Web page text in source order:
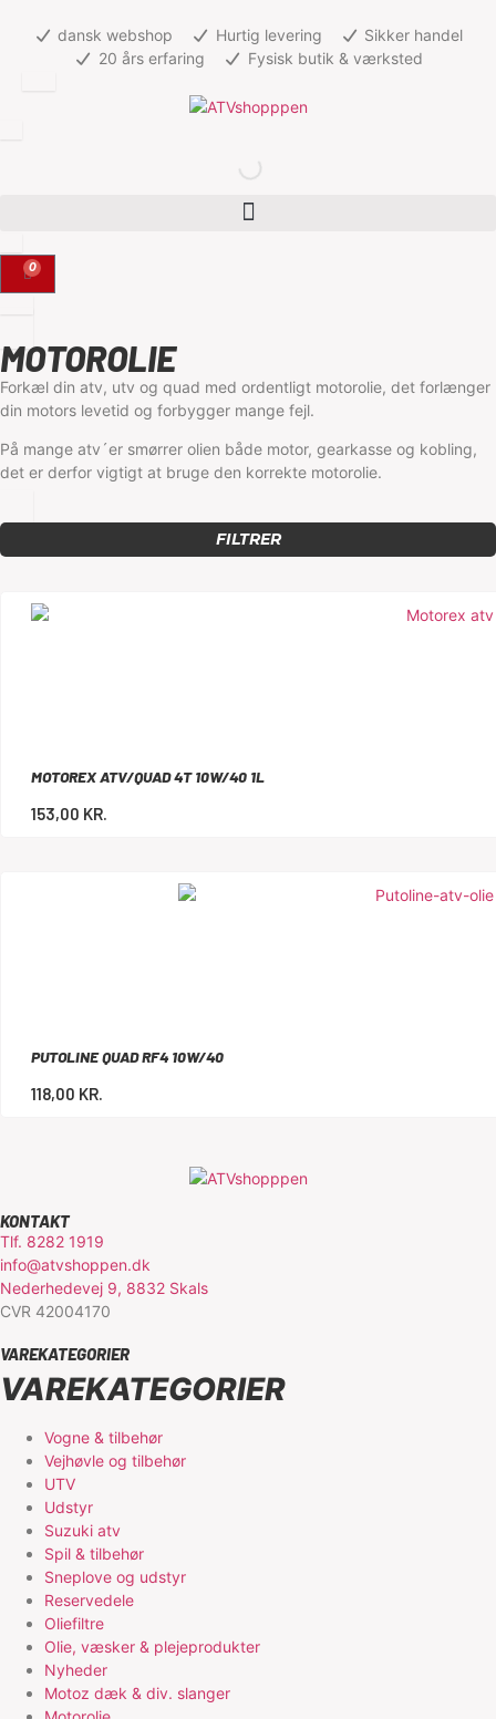
dansk webshop Hurtig levering
Sikker handel
20 års erfaring
Fysisk butik & værksted
0
MOTOROLIE
Forkæl din atv, utv og quad med ordentligt motorolie, det forlænger
din motors levetid og forbygger mange fejl.
På mange atv´er smørrer olien både motor, gearkasse og kobling,
det er derfor vigtigt at bruge den korrekte motorolie.
FILTRER
MOTOREX ATV/QUAD 4T 10W/40 1L
153,00 KR.
PUTOLINE QUAD RF4 10W/40
118,00 KR.
KONTAKT
Tlf. 8282 1919
info@atvshoppen.dk
Nederhedevej 9, 8832 Skals
CVR 42004170
VAREKATEGORIER
VAREKATEGORIER
Vogne & tilbehør
Vejhøvle og tilbehør
UTV
Udstyr
Suzuki atv
Spil & tilbehør
Sneplove og udstyr
Reservedele
Oliefiltre
Olie, væsker & plejeprodukter
Nyheder
Motoz dæk & div. slanger